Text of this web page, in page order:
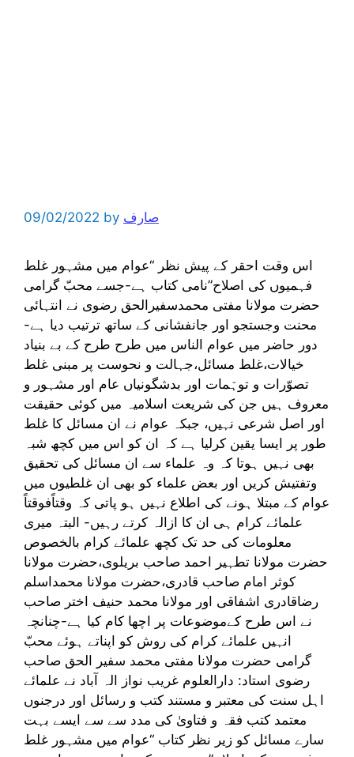
09/02/2022 by صارف
اس وقت احقر کے پیش نظر “عوام میں مشہور غلط
فہمیوں کی اصلاح”نامی کتاب ہے-جسے محبّ گرامی
حضرت مولانا مفتی محمدسفیرالحق رضوی نے انتہائی
محنت وجستجو اور جانفشانی کے ساتھ ترتیب دیا ہے-
دور حاضر میں عوام الناس میں طرح طرح کے بے بنیاد
خیالات،غلط مسائل،جہالت و نحوست پر مبنی غلط
تصوّرات و توہّمات اور بدشگونیاں عام اور مشہور و
معروف ہیں جن کی شریعت اسلامیہ میں کوئی حقیقت
اور اصل شرعی نہیں، جبکہ عوام نے ان مسائل کا غلط
طور پر ایسا یقین کرلیا ہے کہ ان کو اس میں کچھ شبہ
بھی نہیں ہوتا کہ وہ علماء سے ان مسائل کی تحقیق
وتفتیش کریں اور بعض علماء کو بھی ان غلطیوں میں
عوام کے مبتلا ہونے کی اطلاع نہیں ہو پاتی کہ وقتاًفوقتاً
علمائے کرام ہی ان کا ازالہ کرتے رہیں- البتہ میری
معلومات کی حد تک کچھ علمائے کرام بالخصوص
حضرت مولانا تطہیر احمد صاحب بریلوی،حضرت مولانا
کوثر امام صاحب قادری،حضرت مولانا محمداسلم
رضاقادری اشفاقی اور مولانا محمد حنیف اختر صاحب
نے اس طرح کےموضوعات پر اچھا کام کیا ہے-چنانچہ
انہیں علمائے کرام کی روش کو اپناتے ہوئے محبّ
گرامی حضرت مولانا مفتی محمد سفیر الحق صاحب
رضوی استاد: دارالعلوم غریب نواز الہ آباد نے علمائے
اہل سنت کی معتبر و مستند کتب و رسائل اور درجنوں
معتمد کتب فقہ و فتاویٰ کی مدد سے سے ایسے بہت
سارے مسائل کو زیر نظر کتاب “عوام میں مشہور غلط